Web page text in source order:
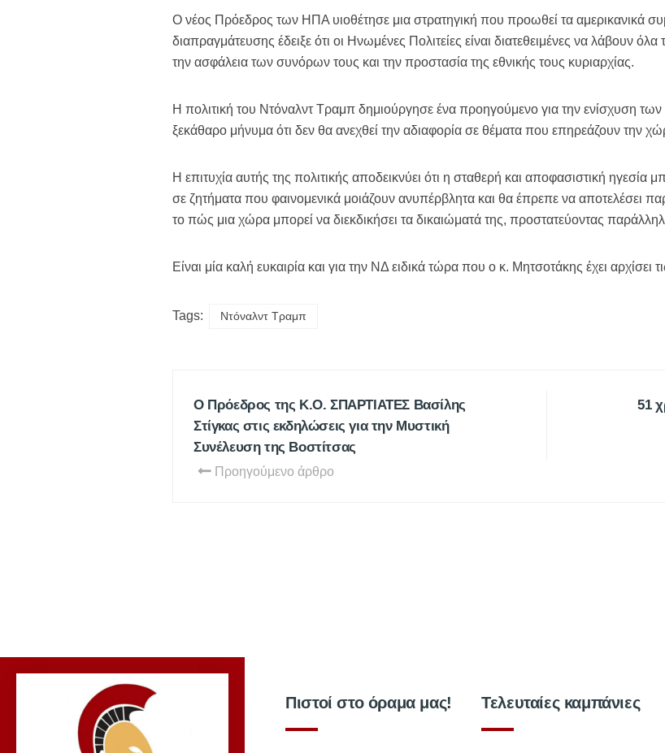
Ο νέος Πρόεδρος των ΗΠΑ υιοθέτησε μια στρατηγική που προωθεί τα αμερικανικά
διαπραγμάτευσης έδειξε ότι οι Ηνωμένες Πολιτείες είναι διατεθειμένες να λάβουν
την ασφάλεια των συνόρων τους και την προστασία της εθνικής τους κυριαρχίας.
Η πολιτική του Ντόναλντ Τραμπ δημιούργησε ένα προηγούμενο για την ενίσχυση
ξεκάθαρο μήνυμα ότι δεν θα ανεχθεί την αδιαφορία σε θέματα που επηρεάζουν την
Η επιτυχία αυτής της πολιτικής αποδεικνύει ότι η σταθερή και αποφασιστική ηγεσία
σε ζητήματα που φαινομενικά μοιάζουν ανυπέρβλητα και θα έπρεπε να αποτελέσει
το πώς μια χώρα μπορεί να διεκδικήσει τα δικαιώματά της, προστατεύοντας
Είναι μία καλή ευκαιρία και για την ΝΔ ειδικά τώρα που ο κ. Μητσοτάκης έχει αρχίσει
Tags: Ντόναλντ Τραμπ
Ο Πρόεδρος της Κ.Ο. ΣΠΑΡΤΙΑΤΕΣ Βασίλης
Στίγκας στις εκδηλώσεις για την Μυστική
Συνέλευση της Βοστίτσας
Προηγούμενο άρθρο
51
Πιστοί στο όραμα μας! Τελευταίες καμπάνιες